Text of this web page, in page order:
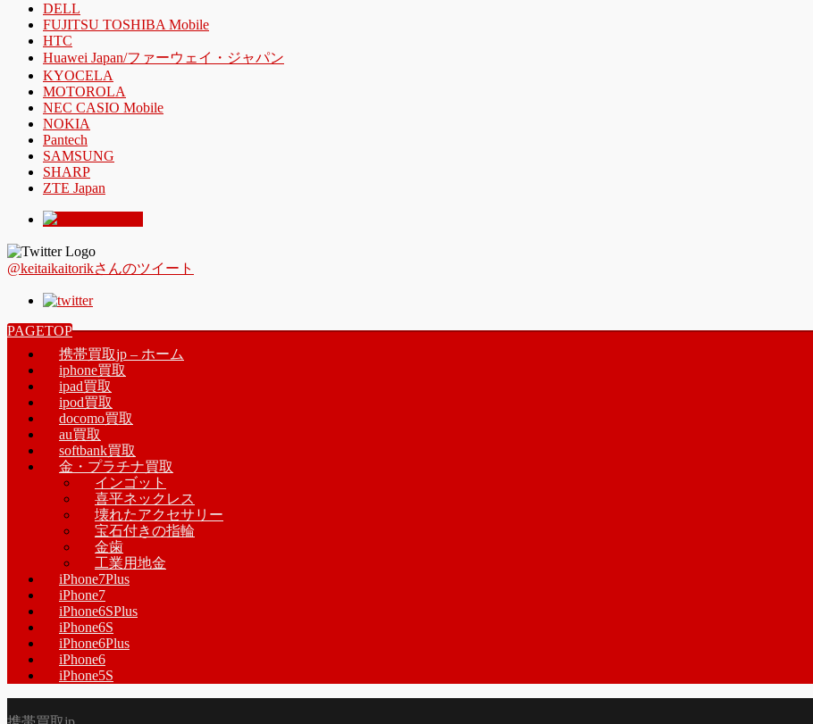
DELL
FUJITSU TOSHIBA Mobile
HTC
Huawei Japan/ファーウェイ・ジャパン
KYOCELA
MOTOROLA
NEC CASIO Mobile
NOKIA
Pantech
SAMSUNG
SHARP
ZTE Japan
@keitaikaitorikさんのツイート
PAGETOP
携帯買取jp – ホーム
iphone買取
ipad買取
ipod買取
docomo買取
au買取
softbank買取
金・プラチナ買取
インゴット
喜平ネックレス
壊れたアクセサリー
宝石付きの指輪
金歯
工業用地金
iPhone7Plus
iPhone7
iPhone6SPlus
iPhone6S
iPhone6Plus
iPhone6
iPhone5S